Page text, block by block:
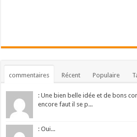
commentaires Récent Populaire
: Une bien belle idée et de bons
encore faut il se p...
: Oui...